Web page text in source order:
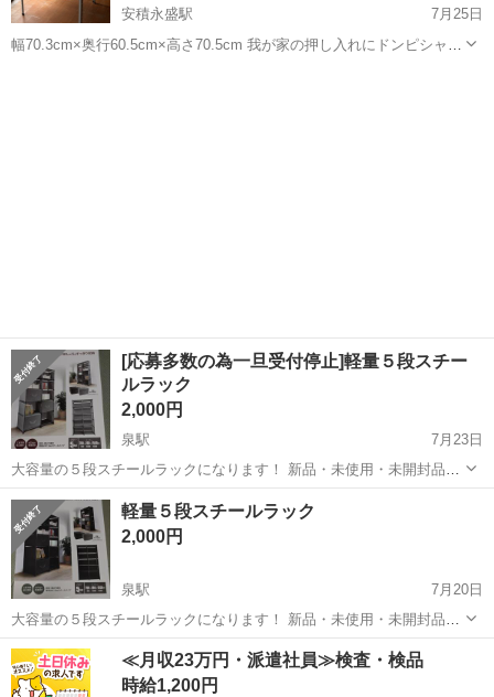
安積永盛駅
7月25日
幅70.3cm×奥行60.5cm×高さ70.5cm 我が家の押し入れにドンピシャな
[応募多数の為一旦受付停止]軽量５段スチー
ルラック
2,000円
泉駅
7月23日
大容量の５段スチールラックになります！ 新品・未使用・未開封品で
す。 工具もいらず、組み立ても超簡単 棚じたいは約２キロと軽量なの
で、持ち運び・移動も楽です。 １つの棚辺りの耐荷重は約５キロと、
そこそこの物も置けます...
福島 いわき市 泉駅
軽量５段スチールラック
2,000円
泉駅
7月20日
大容量の５段スチールラックになります！ 新品・未使用・未開封品で
す。 工具もいらず、組み立ても超簡単 写真３枚目は、部屋で使うため
に組み立てたブラックの完成形です！ カラーは、ブラックとグレーの
２種類残ってます。 ...
福島 いわき市 泉駅 収納家具
≪月収23万円・派遣社員≫検査・検品
時給1,200円